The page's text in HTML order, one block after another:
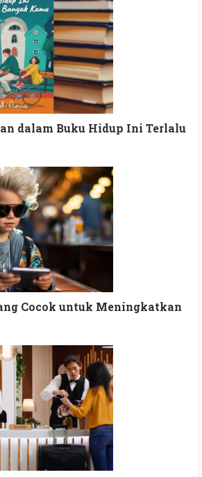
dalam Buku Hidup Ini Terlalu
Cocok untuk Meningkatkan